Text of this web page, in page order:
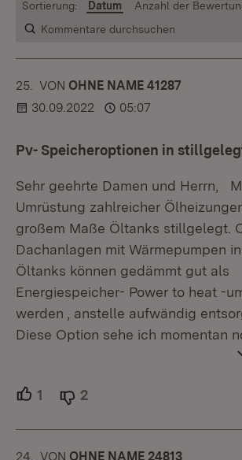
Kommentare durchsuchen
Sortierung: Datum Anzahl der
25. KOMMENTAR
VON :OHNE NAME 41287
30.09.2022
05:07
Pv- Speicheroptionen in
Sehr geehrte Damen und Herrn,
Umrüstung zahlreicher
großem Maße Öltanks stillgelegt.
Dachanlagen mit Wärmepumpen
Öltanks können gedämmt gut als
Energiespeicher- Power to heat -
werden , anstelle aufwändig
Diese Option sehe ich momentan
1 Unterstützer.
2
24. KOMMENTAR
VON :OHNE NAME 24813